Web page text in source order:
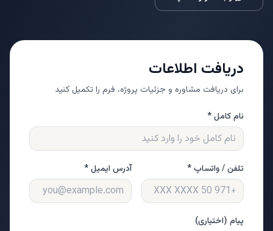
دریافت اطلاعات
برای دریافت مشاوره و جزئیات پروژه، فرم را تکمیل کنید
نام کامل *
تلفن / واتساپ * آدرس ایمیل *
پیام (اختیاری)